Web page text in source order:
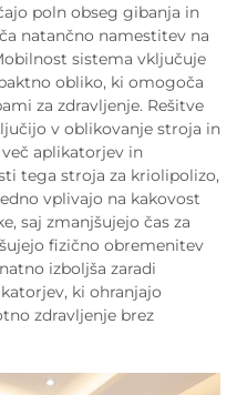
poln obseg gibanja in
natančno namestitev na
sistema vključuje
obliko, ki omogoča
za zdravljenje. Rešitve
v oblikovanje stroja in
aplikatorjev in
tega stroja za kriolipolizo,
vplivajo na kakovost
saj zmanjšujejo čas za
fizično obremenitev
izboljša zaradi
ki ohranjajo
zdravljenje brez